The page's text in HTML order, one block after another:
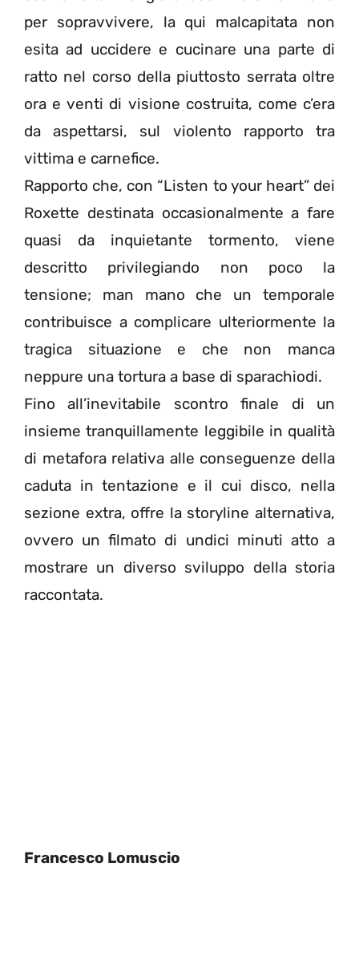
per sopravvivere, la qui malcapitata non
esita ad uccidere e cucinare una parte di
ratto nel corso della piuttosto serrata oltre
ora e venti di visione costruita, come c’era
da aspettarsi, sul violento rapporto tra
vittima e carnefice.
Rapporto che, con “Listen to your heart” dei
Roxette destinata occasionalmente a fare
quasi da inquietante tormento, viene
descritto privilegiando non poco la
tensione; man mano che un temporale
contribuisce a complicare ulteriormente la
tragica situazione e che non manca
neppure una tortura a base di sparachiodi.
Fino all’inevitabile scontro finale di un
insieme tranquillamente leggibile in qualità
di metafora relativa alle conseguenze della
caduta in tentazione e il cui disco, nella
sezione extra, offre la storyline alternativa,
ovvero un filmato di undici minuti atto a
mostrare un diverso sviluppo della storia
raccontata.
Francesco Lomuscio